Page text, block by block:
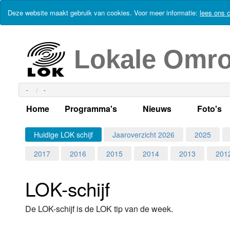
Deze website maakt gebruik van cookies. Voor meer informatie: lees ons
Lokale
- -
Home Programma's
Alle dagen
Weekschema
Alle programma's
Nieuws
Actueel Lokaal
LOK nieuws
Foto's
Huidige LOK schijf Jaaroverzicht 2026 2025
2017
2016 2015 2014 2013
LOK-schijf
De LOK-schijf is de LOK tip van de week.